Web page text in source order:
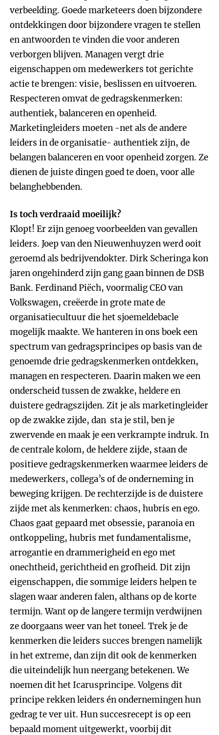
verbeelding. Goede marketeers doen bijzondere
ontdekkingen door bijzondere vragen te stellen
en antwoorden te vinden die voor anderen
verborgen blijven. Managen vergt drie
eigenschappen om medewerkers tot gerichte
actie te brengen: visie, beslissen en uitvoeren.
Respecteren omvat de gedragskenmerken:
authentiek, balanceren en openheid.
Marketingleiders moeten -net als de andere
leiders in de organisatie- authentiek zijn, de
belangen balanceren en voor openheid zorgen. Ze
dienen de juiste dingen goed te doen, voor alle
belanghebbenden.
Is toch verdraaid moeilijk?
Klopt! Er zijn genoeg voorbeelden van gevallen
leiders. Joep van den Nieuwenhuyzen werd ooit
geroemd als bedrijvendokter. Dirk Scheringa kon
jaren ongehinderd zijn gang gaan binnen de DSB
Bank. Ferdinand Piëch, voormalig CEO van
Volkswagen, creëerde in grote mate de
organisatiecultuur die het sjoemeldebacle
mogelijk maakte. We hanteren in ons boek een
spectrum van gedragsprincipes op basis van de
genoemde drie gedragskenmerken ontdekken,
managen en respecteren. Daarin maken we een
onderscheid tussen de zwakke, heldere en
duistere gedragszijden. Zit je als marketingleider
op de zwakke zijde, dan sta je stil, ben je
zwervende en maak je een verkrampte indruk. In
de centrale kolom, de heldere zijde, staan de
positieve gedragskenmerken waarmee leiders de
medewerkers, collega’s of de onderneming in
beweging krijgen. De rechterzijde is de duistere
zijde met als kenmerken: chaos, hubris en ego.
Chaos gaat gepaard met obsessie, paranoia en
ontkoppeling, hubris met fundamentalisme,
arrogantie en drammerigheid en ego met
onechtheid, gerichtheid en grofheid. Dit zijn
eigenschappen, die sommige leiders helpen te
slagen waar anderen falen, althans op de korte
termijn. Want op de langere termijn verdwijnen
ze doorgaans weer van het toneel. Trek je de
kenmerken die leiders succes brengen namelijk
in het extreme, dan zijn dit ook de kenmerken
die uiteindelijk hun neergang betekenen. We
noemen dit het Icarusprincipe. Volgens dit
principe rekken leiders én ondernemingen hun
gedrag te ver uit. Hun succesrecept is op een
bepaald moment uitgewerkt, voorbij dit